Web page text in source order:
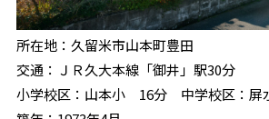
所在地：久留米市山本町豊田
交通：ＪＲ久大本線「御井」駅30分
小学校区：山本小 16分 中学校区：